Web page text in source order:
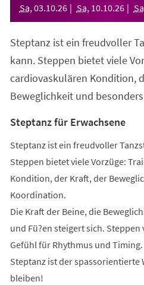
Sa, 03.10.26 Sa, 10.10.26 Sa
Steptanz ist ein freudvoller
kann. Steppen bietet viele
cardiovaskulären Kondition,
Beweglichkeit und
Steptanz für Erwachsene
Steptanz ist ein freudvoller
Steppen bietet viele Vorzüge:
Kondition, der Kraft, der
Koordination.
Die Kraft der Beine, die
und Fü?en steigert sich.
Gefühl für Rhythmus und Timing.
Steptanz ist der spassorientierte
bleiben!